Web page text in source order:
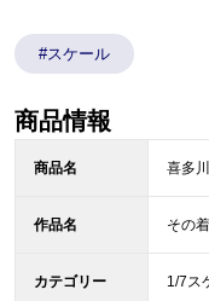
#スケール
商品情報
商品名 喜多
作品名 その
カテゴリー 1/7ス